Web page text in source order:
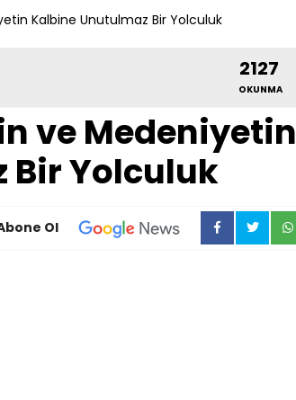
Kalbine Unutulmaz Bir Yolculuk
2127
OKUNMA
ve Medeniyetin
Bir Yolculuk
Ol